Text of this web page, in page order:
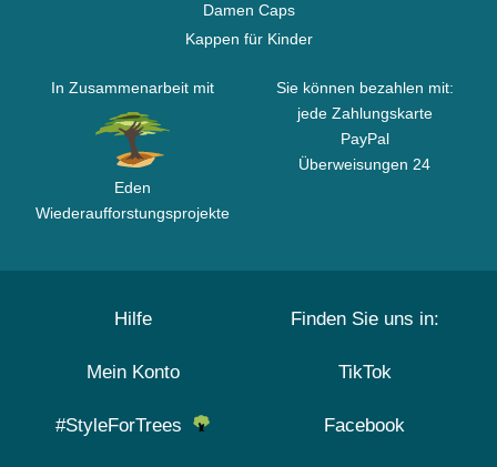
Damen Caps
Kappen für Kinder
In Zusammenarbeit mit
Eden
Wiederaufforstungsprojekte
Sie können bezahlen mit:
jede Zahlungskarte
PayPal
Überweisungen 24
Hilfe
Mein Konto
#StyleForTrees
Finden Sie uns in:
TikTok
Facebook